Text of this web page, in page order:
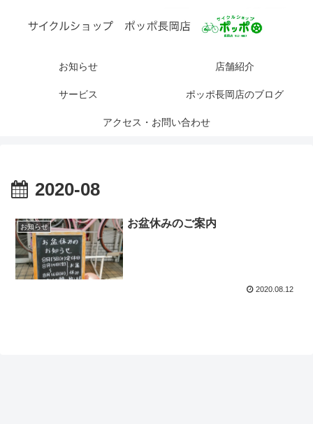
お知らせ 店舗紹介
サービス ポッポ長岡店のブログ
アクセス・お問い合わせ
2020-08
お知らせ お盆休みのご案内
2020.08.12